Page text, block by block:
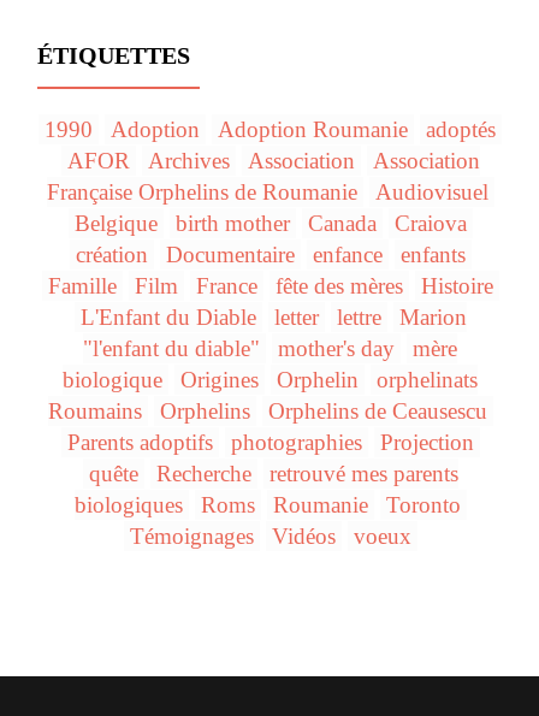
ÉTIQUETTES
1990 Adoption Adoption Roumanie
adoptés
AFOR
Archives Association
Association
Française Orphelins de Roumanie
Audiovisuel
Belgique
birth mother Canada
Craiova
création
Documentaire enfance
enfants
Famille
Film France fête des mères
Histoire
L'Enfant du Diable
letter lettre
Marion
"l'enfant du diable"
mother's day
mère
biologique
Origines Orphelin
orphelinats
Roumains
Orphelins
Orphelins de Ceausescu
Parents adoptifs
photographies
Projection
quête
Recherche
retrouvé mes parents
biologiques
Roms Roumanie
Toronto
Témoignages
Vidéos voeux